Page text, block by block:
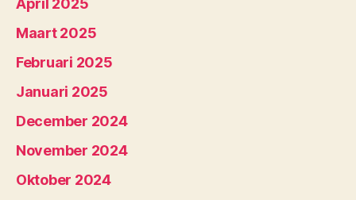
April 2025
Maart 2025
Februari 2025
Januari 2025
December 2024
November 2024
Oktober 2024